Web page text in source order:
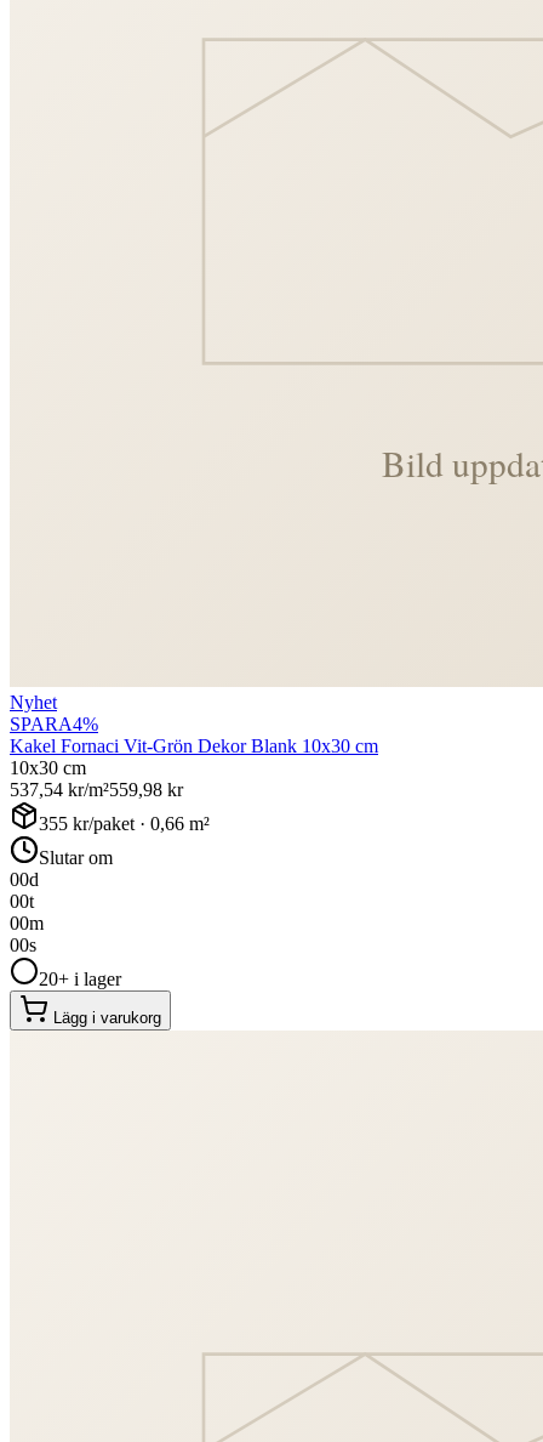
Nyhet
SPARA4%
Kakel Fornaci Vit-Grön Dekor Blank 10x30 cm
10x30 cm
537,54 kr/m²559,98 kr
355 kr/paket · 0,66 m²
Slutar om
00d
00t
00m
00s
20+ i lager
Lägg i varukorg